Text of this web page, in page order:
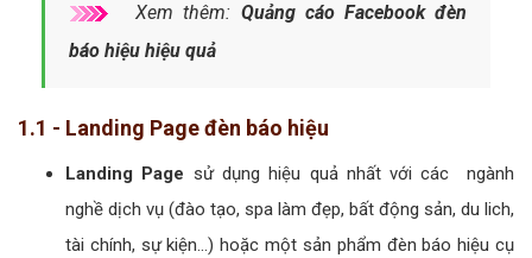
Xem thêm: Quảng cáo Facebook đèn
báo hiệu hiệu quả
1.1 - Landing Page đèn báo hiệu
Landing Page sử dụng hiệu quả nhất với các ngành
nghề dịch vụ (đào tạo, spa làm đẹp, bất động sản, du lich,
tài chính, sự kiện...) hoặc một sản phẩm đèn báo hiệu cụ